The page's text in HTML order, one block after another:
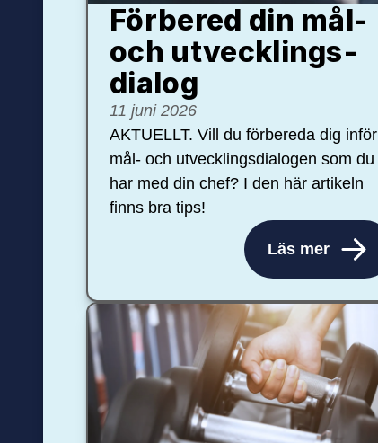
Förbered din mål-
och ut­veck­lings­
dialog
11 juni 2026
AKTUELLT. Vill du förbereda dig inför
mål- och utvecklingsdialogen som du
har med din chef? I den här artikeln
finns bra tips!
Läs mer